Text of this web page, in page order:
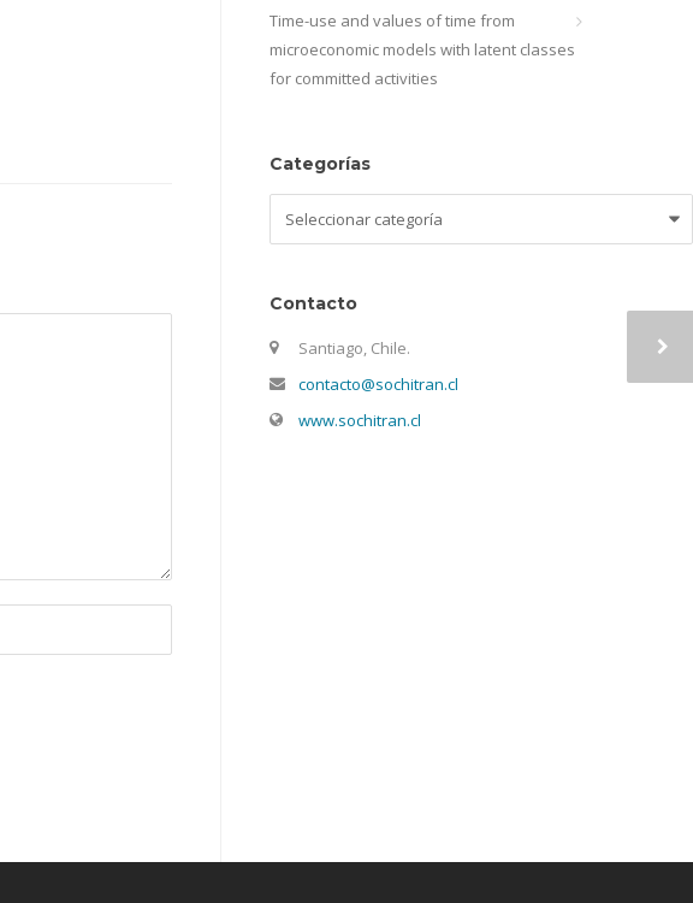
Time-use and values of time from
microeconomic models with latent classes
for committed activities
Categorías
Contacto
Santiago, Chile.
contacto@sochitran.cl
www.sochitran.cl